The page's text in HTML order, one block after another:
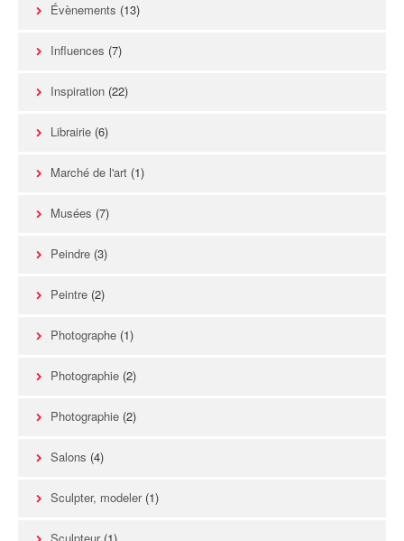
Évènements (13)
Influences (7)
Inspiration (22)
Librairie (6)
Marché de l'art (1)
Musées (7)
Peindre (3)
Peintre (2)
Photographe (1)
Photographie (2)
Photographie (2)
Salons (4)
Sculpter, modeler(1)